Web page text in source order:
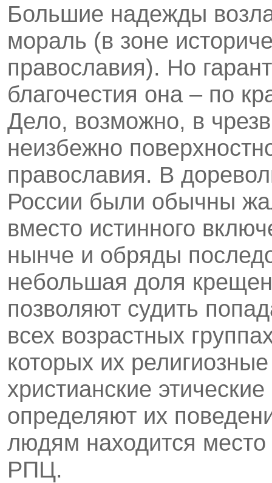
Большие надежды
мораль (в зоне
православия). Но
благочестия она – по
Дело, возможно, в
неизбежно
православия. В
России были обычны
вместо истинного
нынче и обряды
небольшая доля
позволяют судить
всех возрастных
которых их
христианские
определяют их
людям находится
РПЦ.